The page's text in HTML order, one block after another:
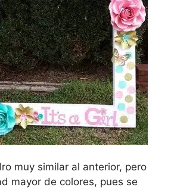
muy similar al anterior, pero
mayor de colores, pues se